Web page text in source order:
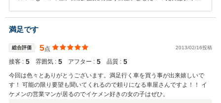
いただきまして有難う御座います。お車の方もいつもキレイに乗って
いただいていますね（＾＾） また何かご要望や、気になる事が御座い
ましたらいつでもご連絡、ご来店下さい。誠に有難う御座いました。
満足です
総合評価 5点 2013/02/16投稿
接客 : 5 雰囲気 : 5 アフター : 5 品質 : 5
今回は色々とありがとうございます。満足行く車を買う事が出来嬉しいで
す！ 可能の限り要望も聞いてくれるので頼りになる車屋さんですよ！！ イ
ケメンの営業マンが居るのでイケメン好きの女の子はぜひ。